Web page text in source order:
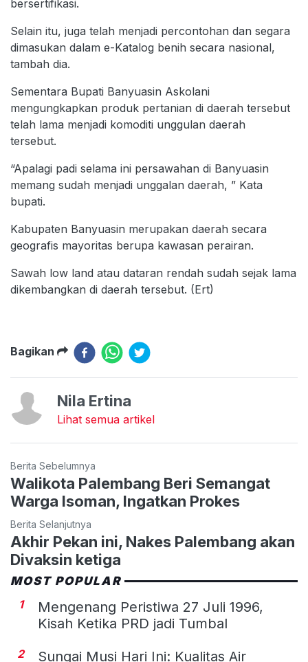
bersertifikasi.
Selain itu, juga telah menjadi percontohan dan segara
dimasukan dalam e-Katalog benih secara nasional,
tambah dia.
Sementara Bupati Banyuasin Askolani
mengungkapkan produk pertanian di daerah tersebut
telah lama menjadi komoditi unggulan daerah
tersebut.
“Apalagi padi selama ini persawahan di Banyuasin
memang sudah menjadi unggalan daerah, ” Kata
bupati.
Kabupaten Banyuasin merupakan daerah secara
geografis mayoritas berupa kawasan perairan.
Sawah low land atau dataran rendah sudah sejak lama
dikembangkan di daerah tersebut. (Ert)
Bagikan
Nila Ertina
Lihat semua artikel
Berita Sebelumnya
Walikota Palembang Beri Semangat
Warga Isoman, Ingatkan Prokes
Berita Selanjutnya
Akhir Pekan ini, Nakes Palembang akan
Divaksin ketiga
MOST POPULAR
1
Mengenang Peristiwa 27 Juli 1996,
Kisah Ketika PRD jadi Tumbal
2
Sungai Musi Hari Ini: Kualitas Air